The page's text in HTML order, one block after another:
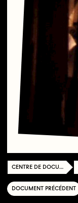
DOCUMENT PRÉCÉDENT
CENTRE DE DOCUMENTATION